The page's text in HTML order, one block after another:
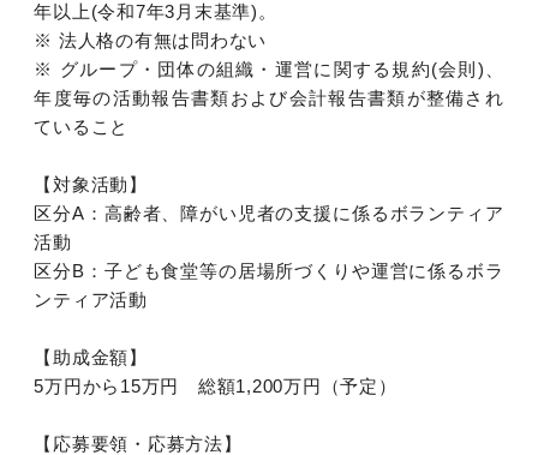
年以上(令和7年3月末基準)。
※ 法人格の有無は問わない
※ グループ・団体の組織・運営に関する規約(会則)、
年度毎の活動報告書類および会計報告書類が整備され
ていること
【対象活動】
区分A：高齢者、障がい児者の支援に係るボランティア
活動
区分B：子ども食堂等の居場所づくりや運営に係るボラ
ンティア活動
【助成金額】
5万円から15万円 総額1,200万円（予定）
【応募要領・応募方法】